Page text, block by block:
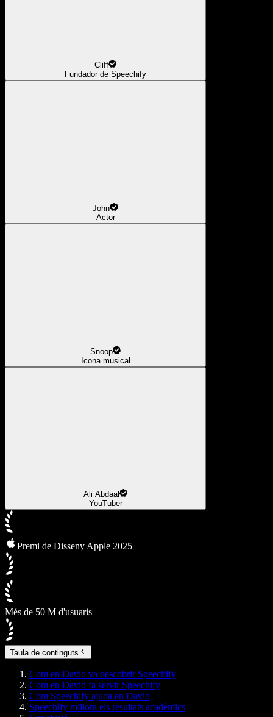
Cliff
Fundador de Speechify
John
Actor
Snoop
Icona musical
Ali Abdaal
YouTuber
Premi de Disseny Apple 2025
Més de 50 M d'usuaris
Taula de continguts
Com en David va descobrir Speechify
Com en David fa servir Speechify
Com Speechify ajuda en David
Speechify millora els resultats acadèmics